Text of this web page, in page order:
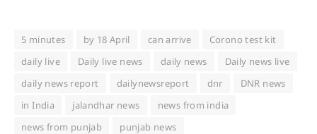
5 minutes by 18 April can arrive
Corono test kit
daily live
Daily live news daily news
Daily news live
daily news report
dailynewsreport dnr
DNR news
in India
jalandhar news
news from india
news from punjab
punjab news